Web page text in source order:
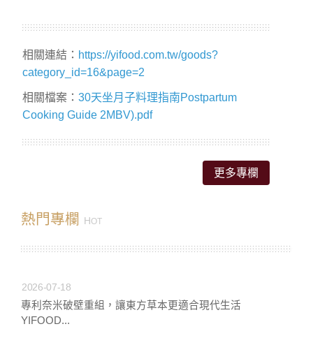
相關連結： https://yifood.com.tw/goods?
category_id=16&page=2
相關檔案： 30天坐月子料理指南Postpartum
Cooking Guide 2MBV).pdf
更多專欄
熱門專欄 HOT
2026-07-18
專利奈米破壁重組，讓東方草本更適合現代生活
YIFOOD...